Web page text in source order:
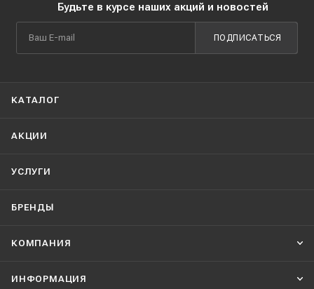
Будьте в курсе наших акций и новостей
ПОДПИСАТЬСЯ
КАТАЛОГ
АКЦИИ
УСЛУГИ
БРЕНДЫ
КОМПАНИЯ
ИНФОРМАЦИЯ